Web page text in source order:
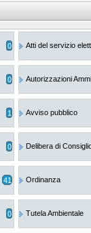
0 Atti del servizio
0 Autorizzazioni
1 Avviso pubblico
0 Delibera di
41 Ordinanza
0 Tutela Ambientale